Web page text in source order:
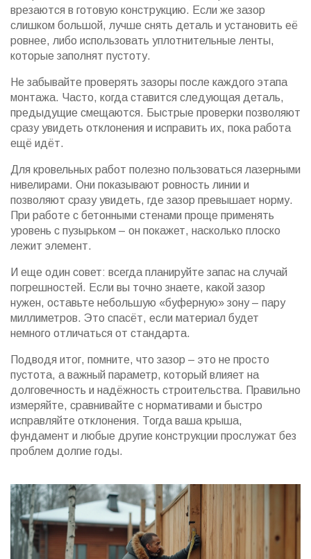
врезаются в готовую конструкцию. Если же зазор
слишком большой, лучше снять деталь и установить её
ровнее, либо использовать уплотнительные ленты,
которые заполнят пустоту.
Не забывайте проверять зазоры после каждого этапа
монтажа. Часто, когда ставится следующая деталь,
предыдущие смещаются. Быстрые проверки позволяют
сразу увидеть отклонения и исправить их, пока работа
ещё идёт.
Для кровельных работ полезно пользоваться лазерными
нивелирами. Они показывают ровность линии и
позволяют сразу увидеть, где зазор превышает норму.
При работе с бетонными стенами проще применять
уровень с пузырьком – он покажет, насколько плоско
лежит элемент.
И еще один совет: всегда планируйте запас на случай
погрешностей. Если вы точно знаете, какой зазор
нужен, оставьте небольшую «буферную» зону – пару
миллиметров. Это спасёт, если материал будет
немного отличаться от стандарта.
Подводя итог, помните, что зазор – это не просто
пустота, а важный параметр, который влияет на
долговечность и надёжность строительства. Правильно
измеряйте, сравнивайте с нормативами и быстро
исправляйте отклонения. Тогда ваша крыша,
фундамент и любые другие конструкции прослужат без
проблем долгие годы.